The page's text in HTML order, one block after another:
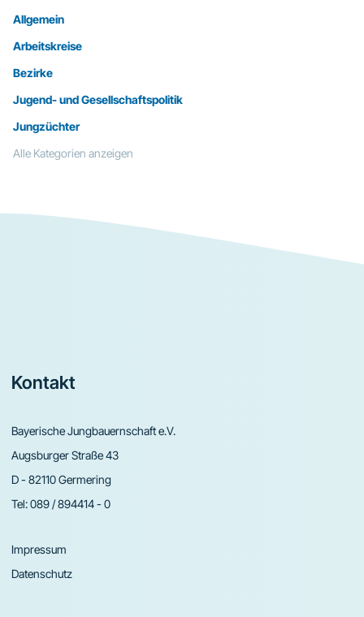
Allgemein
Arbeitskreise
Bezirke
Jugend- und Gesellschaftspolitik
Jungzüchter
Alle Kategorien anzeigen
Footer
Kontakt
Bayerische Jungbauernschaft e.V.
Augsburger Straße 43
D - 82110 Germering
Tel:089 / 894414 - 0
Impressum
Datenschutz